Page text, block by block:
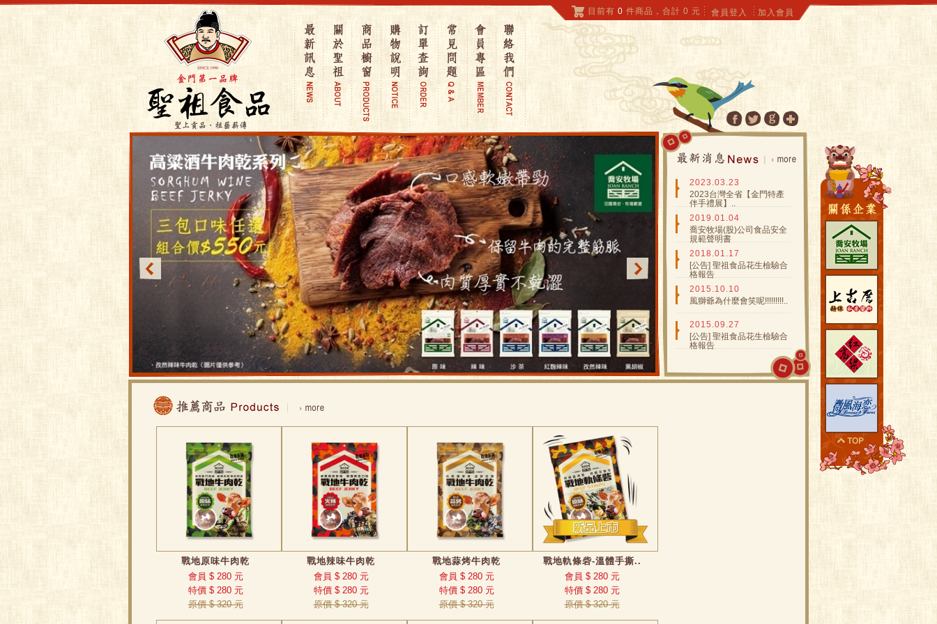
目前有 0 件商品，合計 0 元 會員登入 加入會員
2023.03.23
2023台灣全省【金門特產
伴手禮展】..
2019.01.04
喬安牧場(股)公司食品安全
規範聲明書
2018.01.17
[公告] 聖祖食品花生檢驗合
格報告
2015.10.10
風獅爺為什麼會笑呢!!!!!!!!!..
2015.09.27
[公告] 聖祖食品花生檢驗合
格報告
戰地原味牛肉乾
會員 $ 280 元
特價 $ 280 元
原價 $ 320 元
戰地辣味牛肉乾
會員 $ 280 元
特價 $ 280 元
原價 $ 320 元
戰地蒜烤牛肉乾
會員 $ 280 元
特價 $ 280 元
原價 $ 320 元
戰地軌條砦-溫體手撕..
會員 $ 280 元
特價 $ 280 元
原價 $ 320 元